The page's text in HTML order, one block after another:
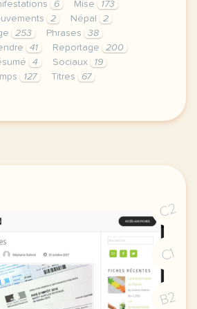
6 Mise
173
2 Népal
2
253 Phrases
38
41 Reportage
200
4 Sociaux
19
127 Titres
67
accepter le respect de votre vie
C2
C1
B2